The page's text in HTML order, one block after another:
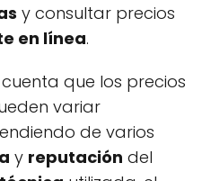
y consultar precios
en línea.
que los precios
variar
de varios
y reputación del